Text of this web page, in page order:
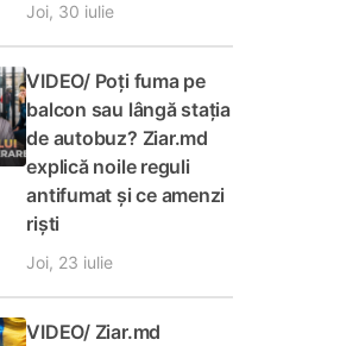
Joi, 30 iulie
VIDEO/ Poți fuma pe
balcon sau lângă stația
de autobuz? Ziar.md
explică noile reguli
antifumat și ce amenzi
riști
Joi, 23 iulie
VIDEO/ Ziar.md